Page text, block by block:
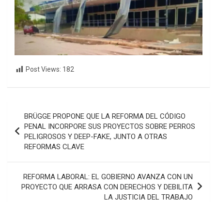
Post Views: 182
de
entradas
BRÜGGE PROPONE QUE LA REFORMA DEL CÓDIGO
PENAL INCORPORE SUS PROYECTOS SOBRE PERROS
PELIGROSOS Y DEEP-FAKE, JUNTO A OTRAS
REFORMAS CLAVE
REFORMA LABORAL: EL GOBIERNO AVANZA CON UN
PROYECTO QUE ARRASA CON DERECHOS Y DEBILITA
LA JUSTICIA DEL TRABAJO